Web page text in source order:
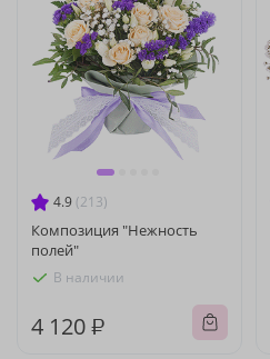
4.9 (213)
Композиция "Нежность
полей"
В наличии
4 120 ₽